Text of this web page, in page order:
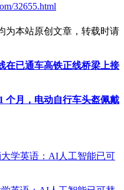
32655.html
为本站原创文章，转载时请
在已通车高铁正线桥梁上接
个月，电动自行车头盔佩戴